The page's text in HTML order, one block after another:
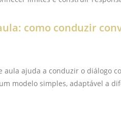
como conduzir
aula ajuda a conduzir o diálogo
modelo simples, adaptável a